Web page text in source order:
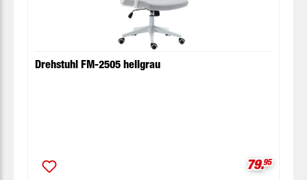
Drehstuhl FM-2505 hellgrau
79.95